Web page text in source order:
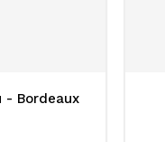
Bordeaux